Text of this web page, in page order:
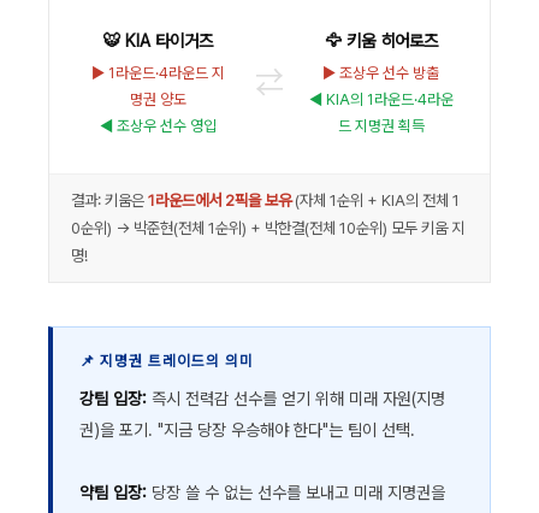
🐯 KIA 타이거즈
▶ 1라운드·4라운드 지
명권 양도
◀ 조상우 선수 영입
⇄
🦅 키움 히어로즈
▶ 조상우 선수 방출
◀ KIA의 1라운드·4라운
드 지명권 획득
결과: 키움은1라운드에서 2픽을 보유(자체 1순위 + KIA의 전체 1
0순위) → 박준현(전체 1순위) + 박한결(전체 10순위) 모두 키움 지
명!
📌 지명권 트레이드의 의미
강팀 입장: 즉시 전력감 선수를 얻기 위해 미래 자원(지명
권)을 포기. "지금 당장 우승해야 한다"는 팀이 선택.
약팀 입장: 당장 쓸 수 없는 선수를 보내고 미래 지명권을